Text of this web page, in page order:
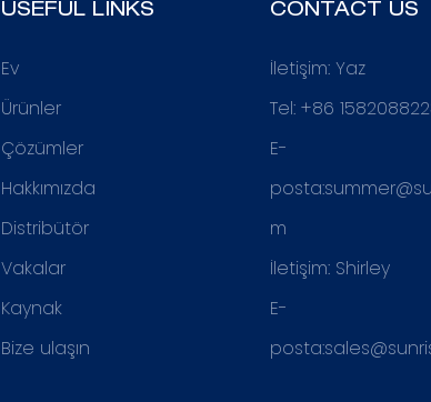
USEFUL LINKS
Ev
Ürünler
Çözümler
Hakkımızda
Distribütör
Vakalar
Kaynak
Bize ulaşın
CONTACT US
İletişim: Yaz
Tel: +86
E-
posta:
m
İletişim: Shirley
E-
posta: